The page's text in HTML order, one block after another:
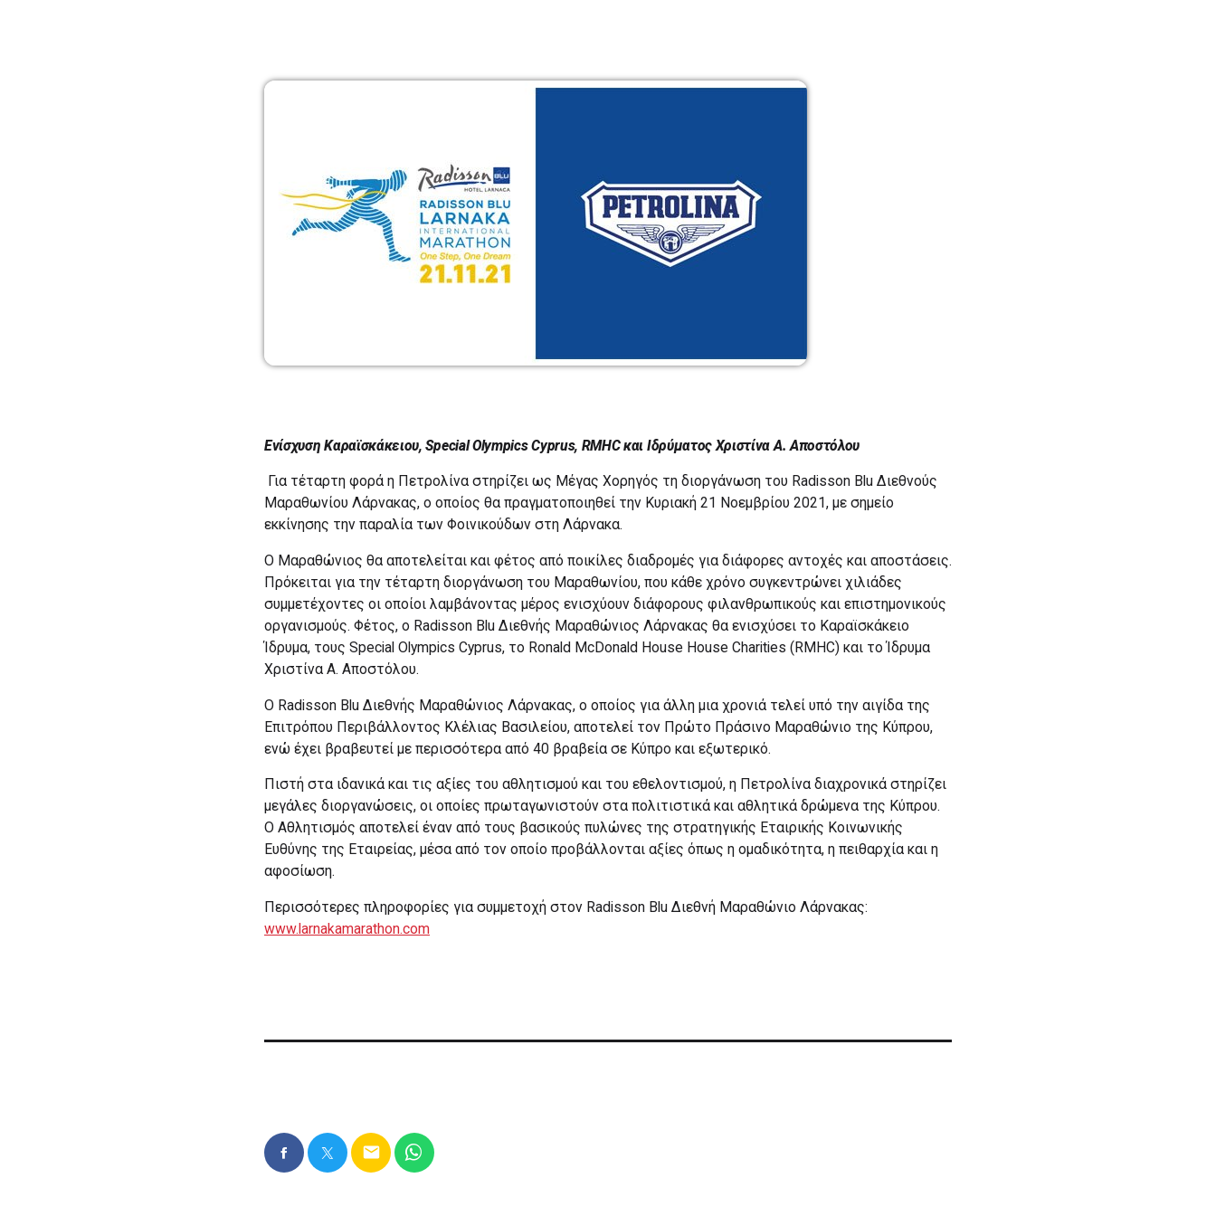
Ενίσχυση Καραϊσκάκειου, Special Olympics Cyprus, RMHCκαι Ιδρύματος Χριστίνα Α. Αποστόλου
Για τέταρτη φορά η Πετρολίνα στηρίζει ως Μέγας Χορηγός τη διοργάνωση του Radisson Blu Διεθνoύς
Μαραθωνίου Λάρνακας, ο οποίος θα πραγματοποιηθεί την Κυριακή 21 Νοεμβρίου 2021, με σημείο
εκκίνησης την παραλία των Φοινικούδων στη Λάρνακα.
Ο Μαραθώνιος θα αποτελείται και φέτος από ποικίλες διαδρομές για διάφορες αντοχές και αποστάσεις.
Πρόκειται για την τέταρτη διοργάνωση του Μαραθωνίου, που κάθε χρόνο συγκεντρώνει χιλιάδες
συμμετέχοντες οι οποίοι λαμβάνοντας μέρος ενισχύουν διάφορους φιλανθρωπικούς και επιστημονικούς
οργανισμούς. Φέτος, o Radisson Blu Διεθνής Μαραθώνιος Λάρνακας θα ενισχύσει το Καραϊσκάκειο
Ίδρυμα, τους Special Olympics Cyprus, το Ronald McDonald House House Charities (RMHC) και το Ίδρυμα
Χριστίνα Α. Αποστόλου.
Ο Radisson Blu Διεθνής Μαραθώνιος Λάρνακας, ο οποίος για άλλη μια χρονιά τελεί υπό την αιγίδα της
Επιτρόπου Περιβάλλοντος Κλέλιας Βασιλείου, αποτελεί τον Πρώτο Πράσινο Μαραθώνιο της Κύπρου,
ενώ έχει βραβευτεί με περισσότερα από 40 βραβεία σε Κύπρο και εξωτερικό.
Πιστή στα ιδανικά και τις αξίες του αθλητισμού και του εθελοντισμού, η Πετρολίνα διαχρονικά στηρίζει
μεγάλες διοργανώσεις, οι οποίες πρωταγωνιστούν στα πολιτιστικά και αθλητικά δρώμενα της Κύπρου.
Ο Αθλητισμός αποτελεί έναν από τους βασικούς πυλώνες της στρατηγικής Εταιρικής Κοινωνικής
Ευθύνης της Εταιρείας, μέσα από τον οποίο προβάλλονται αξίες όπως η ομαδικότητα, η πειθαρχία και η
αφοσίωση.
Περισσότερες πληροφορίες για συμμετοχή στον Radisson Blu Διεθνή Μαραθώνιο Λάρνακας:
www.larnakamarathon.com
email